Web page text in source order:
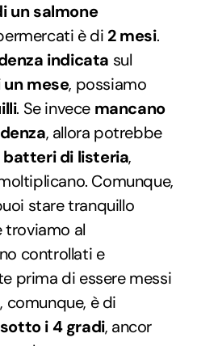
un salmone
è di 2 mesi.
indicata sul
mese, possiamo
. Se invece mancano
, allora potrebbe
di listeria,
Comunque,
stare tranquillo
al
controllati e
prima di essere messi
comunque, è di
i 4 gradi, ancor